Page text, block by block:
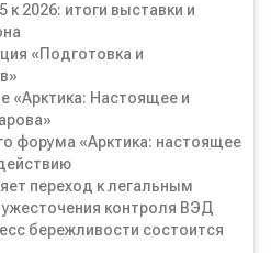
2026: итоги выставки и
«Подготовка и
«Арктика: Настоящее и
форума «Арктика: настоящее
переход к легальным
контроля ВЭД
бережливости состоится